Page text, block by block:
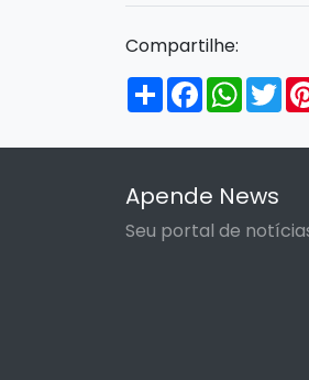
Compartilhe:
Compartilhar
Facebook
Apende News
Seu portal de